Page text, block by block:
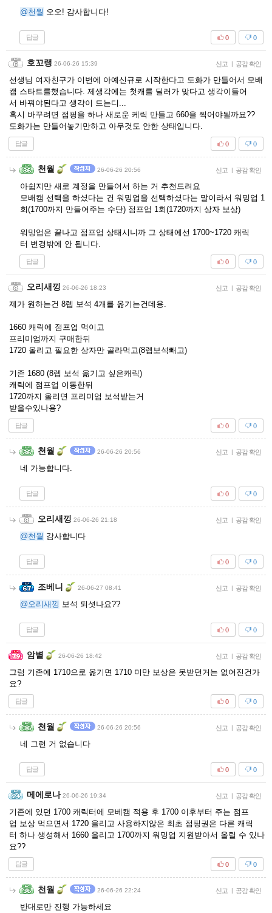
@천월 오오! 감사합니다!
답글 0
0
호꼬랭 26-06-26 15:39 신고 | 공감 확인
선생님 여자친구가 이번에 아예신규로 시작한다고 도화가 만들어서 모배
캠 스타트를했습니다. 제생각에는 첫캐를 딜러가 맞다고 생각이들어
서 바꿔야된다고 생각이 드는디...
혹시 바꾸려면 점핑을 하나 새로운 케릭 만들고 660을 찍어야될까요??
도화가는 만들어놓기만하고 아무것도 안한 상태입니다.
답글 0
0
천월 26-06-26 20:56 신고 | 공감 확인
아쉽지만 새로 계정을 만들어서 하는 거 추천드려요
모배캠 선택을 하셨다는 건 워밍업을 선택하셨다는 말이라서 워밍업 1
회(1700까지 만들어주는 수단) 점프업 1회(1720까지 상자 보상)
워밍업은 끝나고 점프업 상태시니까 그 상태에선 1700~1720 캐릭
터 변경밖에 안 됩니다.
답글 0
0
오리새낑 26-06-26 18:23 신고 | 공감 확인
제가 원하는건 8렙 보석 4개를 옮기는건데용.
1660 캐릭에 점프업 먹이고
프리미엄까지 구매한뒤
1720 올리고 필요한 상자만 골라먹고(8렙보석빼고)
기존 1680 (8렙 보석 옮기고 싶은캐릭)
캐릭에 점프업 이동한뒤
1720까지 올리면 프리미엄 보석받는거
받을수있나용?
답글 0
0
천월 26-06-26 20:56 신고 | 공감 확인
네 가능합니다.
답글 0
0
오리새낑 26-06-26 21:18 신고 | 공감 확인
@천월 감사합니다
답글 0
0
조베니 26-06-27 08:41 신고 | 공감 확인
@오리새낑 보석 되셧나요??
답글 0
0
암별 26-06-26 18:42 신고 | 공감 확인
그럼 기존에 1710으로 옮기면 1710 미만 보상은 못받던거는 없어진건가
요?
답글 0
0
천월 26-06-26 20:56 신고 | 공감 확인
네 그런 거 없습니다
답글 0
0
메에로나 26-06-26 19:34 신고 | 공감 확인
기존에 있던 1700 캐릭터에 모베캠 적용 후 1700 이후부터 주는 점프
업 보상 먹으면서 1720 올리고 사용하지않은 최초 점핑권은 다른 캐릭
터 하나 생성해서 1660 올리고 1700까지 워밍업 지원받아서 올릴 수 있나
요??
답글 0
0
천월 26-06-26 22:24 신고 | 공감 확인
반대로만 진행 가능하세요